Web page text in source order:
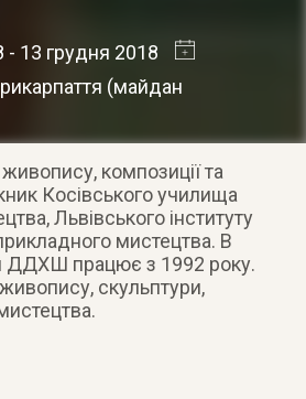
- 13 грудня 2018
(майдан
композиції та
Косівського училища
Львівського інституту
мистецтва. В
ДДХШ працює з 1992 року.
скульптури,